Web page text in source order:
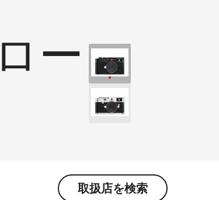
ー
取扱店を検索